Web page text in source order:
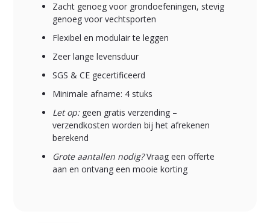
Zacht genoeg voor grondoefeningen, stevig
genoeg voor vechtsporten
Flexibel en modulair te leggen
Zeer lange levensduur
SGS & CE gecertificeerd
Minimale afname: 4 stuks
Let op:geen gratis verzending –
verzendkosten worden bij het afrekenen
berekend
Grote aantallen nodig?Vraag een offerte
aan en ontvang een mooie korting